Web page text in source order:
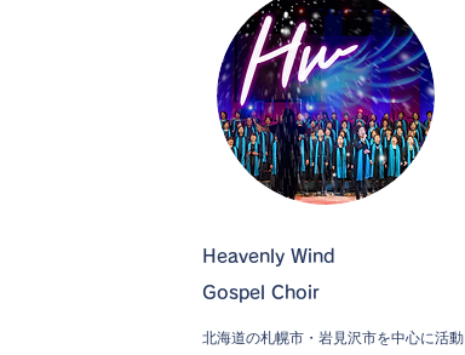
Heavenly Wind
Gospel Choir
北海道の札幌市・岩見沢市を中心に活動